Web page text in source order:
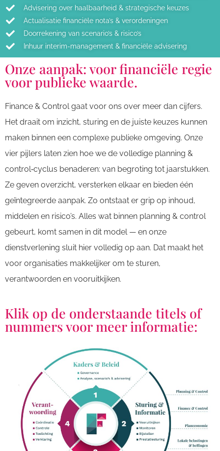
Advisering over haalbaarheid & strategische keuzes
Actualisatie financiële nota’s & verordeningen
Doorrekening van scenario’s & risico’s
Inhuur interim-management & financiële advisering
Onze aanpak: voor financiële regie
voor publieke waarde.
Finance & Control gaat voor ons over meer dan cijfers.
Het draait om inzicht, sturing en de juiste keuzes kunnen
maken binnen een complexe publieke omgeving. Onze
vier pijlers laten zien hoe we de volledige planning &
control‑cyclus benaderen: van begroting tot jaarstukken.
Ze geven overzicht, versterken elkaar en bieden één
geïntegreerde aanpak. Zo ontstaat er grip op inhoud,
middelen en risico’s. Alles wat binnen planning & control
gebeurt, komt samen in dit model — en onze
dienstverlening sluit hier volledig op aan. Dat maakt het
voor organisaties makkelijker om te sturen,
verantwoorden en vooruitkijken.
Klik op de onderstaande titels of
nummers voor meer informatie:
POP
Kaders & Beleid
POP
Sturing &
Informatie
POP
Verant-
woording